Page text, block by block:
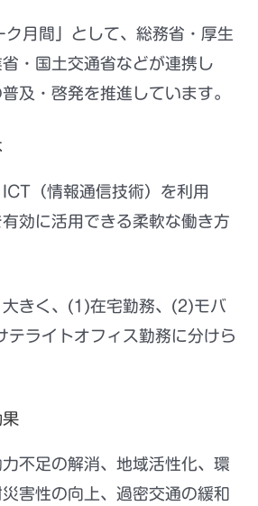
月間」として、総務省・厚生
・国土交通省などが連携し
及・啓発を推進しています。
（情報通信技術）を利用
効に活用できる柔軟な働き方
きく、(1)在宅勤務、(2)モバ
テライトオフィス勤務に分けら
不足の解消、地域活性化、環
害性の向上、過密交通の緩和